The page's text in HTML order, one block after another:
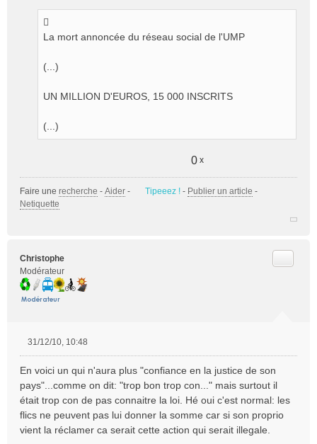
La mort annoncée du réseau social de l'UMP
(...)
UN MILLION D'EUROS, 15 000 INSCRITS
(...)
0 x
Faire une recherche - Aider - Tipeeez ! - Publier un article -
Netiquette
Christophe
Modérateur
s
s
a
g
e
31/12/10, 10:48
En voici un qui n'aura plus "confiance en la justice de son
pays"...comme on dit: "trop bon trop con..." mais surtout il
était trop con de pas connaitre la loi. Hé oui c'est normal: les
flics ne peuvent pas lui donner la somme car si son proprio
vient la réclamer ca serait cette action qui serait illegale.